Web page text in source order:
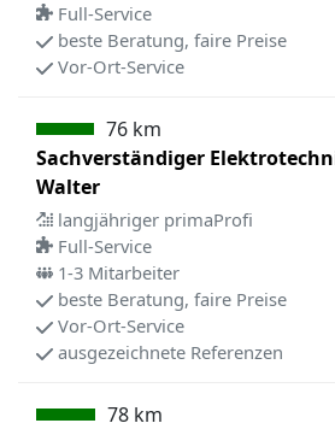
Full-Service
beste Beratung, faire Preise
Vor-Ort-Service
76 km
Sachverständiger
Walter
langjähriger primaProfi
Full-Service
1-3 Mitarbeiter
beste Beratung, faire Preise
Vor-Ort-Service
ausgezeichnete Referenzen
78 km